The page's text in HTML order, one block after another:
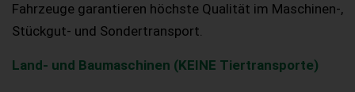
Fahrzeuge garantieren höchste Qualität im Maschinen-,
Stückgut- und Sondertransport.
Land- und Baumaschinen (KEINE Tiertransporte)